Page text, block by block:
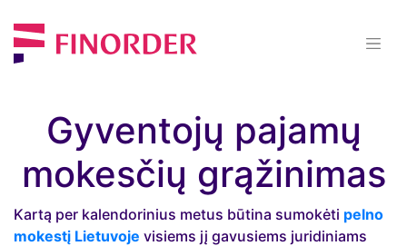
Gyventojų pajamų
mokesčių grąžinimas
Kartą per kalendorinius metus būtina sumokėti pelno
mokestį Lietuvoje visiems jį gavusiems juridiniams